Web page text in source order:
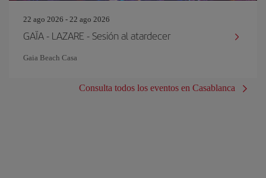
22 ago 2026 - 22 ago 2026
GAÏA - LAZARE - Sesión al atardecer
Gaia Beach Casa
Consulta todos los eventos en Casablanca